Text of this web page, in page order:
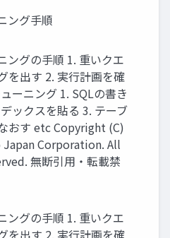
ング手順
ングの手順 1. 重いクエ
を出す 2. 実行計画を確
ーニング 1. SQLの書き
ックスを貼る 3. テーブ
おす etc Copyright (C)
Japan Corporation. All
無断引用・転載禁
ングの手順 1. 重いクエ